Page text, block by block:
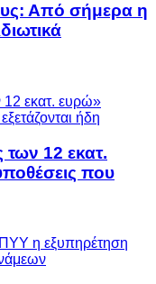
Από σήμερα η
12 εκατ.
που